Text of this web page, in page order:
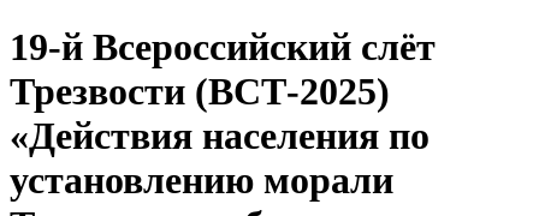
19-й Всероссийский слёт
Трезвости (ВСТ-2025)
«Действия населения по
установлению морали